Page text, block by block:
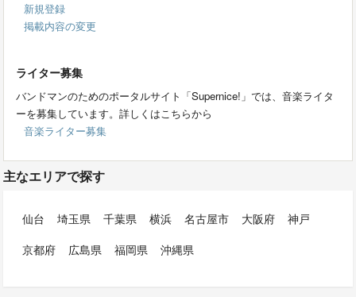
新規登録
掲載内容の変更
ライター募集
バンドマンのためのポータルサイト「Supernice!」では、音楽ライタ
ーを募集しています。詳しくはこちらから
音楽ライター募集
主なエリアで探す
仙台 埼玉県 千葉県 横浜 名古屋市 大阪府
神戸
京都府
広島県 福岡県 沖縄県